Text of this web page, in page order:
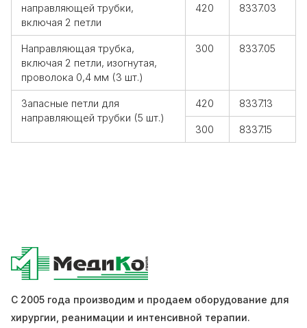
направляющей трубки,
включая 2 петли
420 8337.03
Направляющая трубка,
включая 2 петли, изогнутая,
проволока 0,4 мм (3 шт.)
300 8337.05
Запасные петли для
направляющей трубки (5 шт.)
420
8337.13
300
8337.15
С 2005 года производим и продаем оборудование для
хирургии, реанимации и интенсивной терапии.